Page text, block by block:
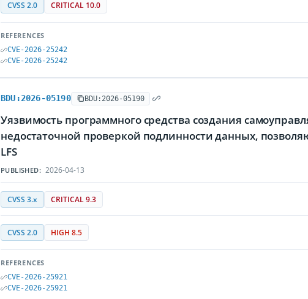
CVSS 2.0 CRITICAL 10.0
REFERENCES
CVE-2026-25242
CVE-2026-25242
BDU:2026-05190 BDU:2026-05190
Уязвимость программного средства создания
недостаточной проверкой подлинности данных,
LFS
PUBLISHED: 2026-04-13
CVSS 3.x CRITICAL 9.3
CVSS 2.0 HIGH 8.5
REFERENCES
CVE-2026-25921
CVE-2026-25921